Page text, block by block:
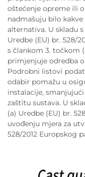
oštećenje opreme ili
nadmašuju bilo
alternativa. U skladu
Uredbe (EU) br. 528/
s člankom 3. točkom
primjenjuje odredba
Podrobni listovi
odabir pomažu u
instalacije,
zaštitu sustava. U
(a) Uredbe (EU) br.
uvođenju mjera za
528/2012 Europskog